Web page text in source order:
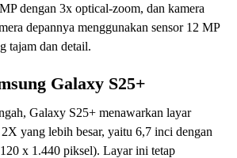
dengan 3x optical-zoom, dan kamera
depannya menggunakan sensor 12 MP
tajam dan detail.
Galaxy S25+
Galaxy S25+ menawarkan layar
yang lebih besar, yaitu 6,7 inci dengan
x 1.440 piksel). Layar ini tetap